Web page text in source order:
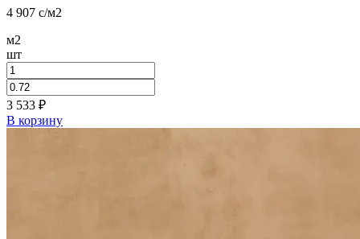
4 907 c/м2
м2
шт
3 533 ₽
В корзину